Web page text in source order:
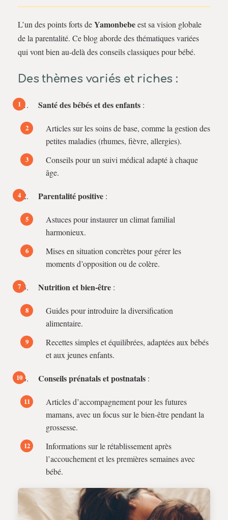
L’un des points forts deYamonbebeest sa vision globale
de la parentalité. Ce blog aborde des thématiques variées
qui vont bien au-delà des conseils classiques pour bébé.
Des thèmes variés et riches :
Santé des bébés et des enfants :
Articles sur les soins de base, comme la gestion des
petites maladies (rhumes, fièvre, allergies).
Conseils pour un suivi médical adapté à chaque
âge.
Parentalité positive :
Astuces pour instaurer un climat familial
harmonieux.
Mises en situation concrètes pour gérer les
moments d’opposition ou de colère.
Nutrition et bien-être :
Guides pour introduire la diversification
alimentaire.
Recettes simples et équilibrées, adaptées aux bébés
et aux jeunes enfants.
Conseils prénatals et postnatals :
Articles d’accompagnement pour les futures
mamans, avec un focus sur le bien-être pendant la
grossesse.
Informations sur le rétablissement après
l’accouchement et les premières semaines avec
bébé.